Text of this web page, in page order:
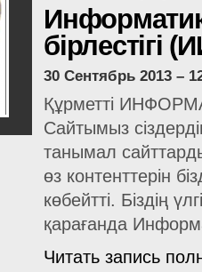
бірлестігі
30 Сентябрь 2013 –
Құрметті
Cайтымыз
танымал
өз контенттерін
көбейтті. Біздің
қарағанда
Читать запись